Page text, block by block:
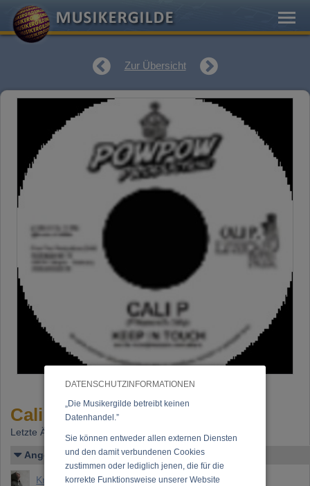
DATENSCHUTZINFORMATIONEN
„Die Musikergilde betreibt keinen
Datenhandel.”
Sie können entweder allen externen Diensten
und den damit verbundenen Cookies
zustimmen oder lediglich jenen, die für die
korrekte Funktionsweise unserer Website
Zur Übersicht
Cali P - "Keep in touch"
Letzte Änderung: 17.12.2015
Angelegt von
Knoll, Johannes Maria